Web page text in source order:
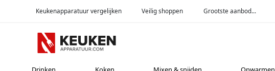
Keukenapparatuur vergelijken Veilig shoppen Grootste aanbod...